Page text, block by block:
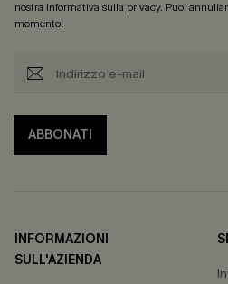
nostra Informativa sulla privacy. Puoi
momento.
ABBONATI
INFORMAZIONI
SULL'AZIENDA